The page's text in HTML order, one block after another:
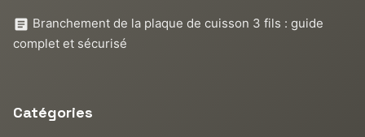
Branchement de la plaque de cuisson 3 fils : guide
complet et sécurisé
Catégories